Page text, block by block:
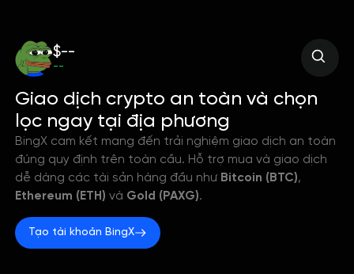
$--
--
Giao dịch crypto an toàn và chọn
lọc ngay tại địa phương
BingX cam kết mang đến trải nghiệm giao dịch an toàn
đúng quy định trên toàn cầu. Hỗ trợ mua và giao dịch
dễ dàng các tài sản hàng đầu như Bitcoin (BTC),
Ethereum (ETH) và Gold (PAXG).
Tạo tài khoản BingX